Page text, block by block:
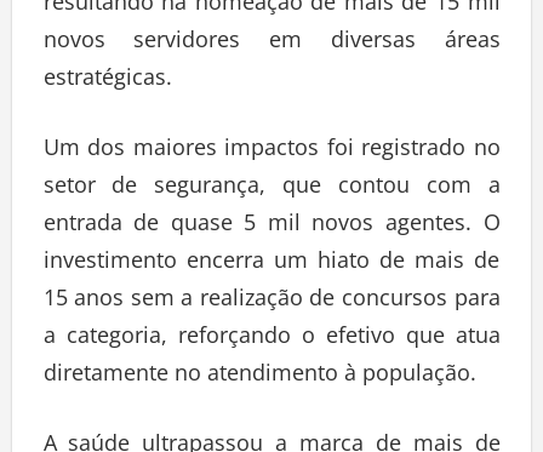
novos servidores em diversas áreas
estratégicas.
Um dos maiores impactos foi registrado no
setor de segurança, que contou com a
entrada de quase 5 mil novos agentes. O
investimento encerra um hiato de mais de
15 anos sem a realização de concursos para
a categoria, reforçando o efetivo que atua
diretamente no atendimento à população.
A saúde ultrapassou a marca de mais de